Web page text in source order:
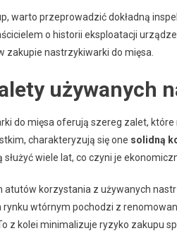
warto przeprowadzić dokładną
o historii eksploatacji
zakupie nastrzykiwarki do mięsa.
używanych
do mięsa oferują szereg zalet,
charakteryzują się one solidną
wiele lat, co czyni je
atutów korzystania z używanych
wtórnym pochodzi z
z kolei minimalizuje ryzyko zakupu